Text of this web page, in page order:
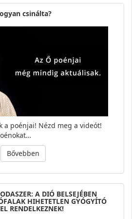
csinálta?
a poénjai! Nézd meg a videót!
Bővebben
A DIÓ BELSEJÉBEN
HIHETETLEN GYÓGYÍTÓ
RENDELKEZNEK!